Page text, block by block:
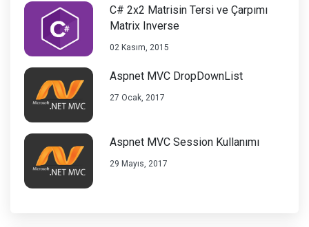
C# 2x2 Matrisin Tersi ve Çarpımı
Matrix Inverse
02 Kasım, 2015
Aspnet MVC DropDownList
27 Ocak, 2017
Aspnet MVC Session Kullanımı
29 Mayıs, 2017